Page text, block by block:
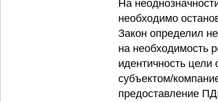
На
необходимо
Закон определил
на необходимость
идентичность
субъектом/
предоставление